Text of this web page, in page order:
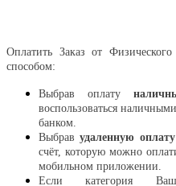
Оплатить Заказ от
способом:
Выбрав оплату
воспользоваться
банком.
Выбравудаленную
счёт, которую можно
мобильном приложении.
Если категория